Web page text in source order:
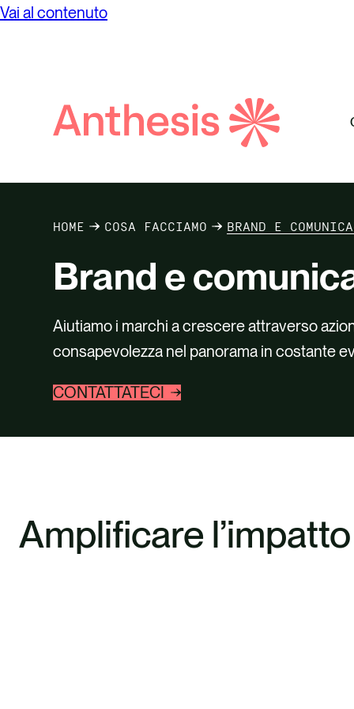
Vai al contenuto
HOME COSA FACCIAMO BRAND E
Brand e
Aiutiamo i marchi a crescere attraverso
consapevolezza nel panorama in costante
CONTATTATECI
Amplificare l’impatto